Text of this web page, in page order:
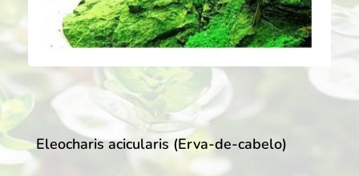
Eleocharis acicularis (Erva-de-cabelo)